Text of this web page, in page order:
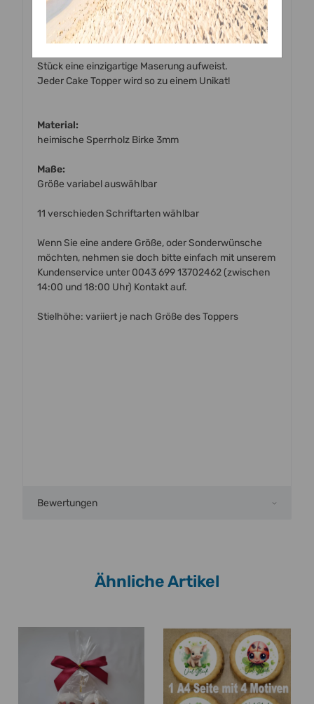
Alle unsere Topper werden mit einem hochmodernen
Laser mit viel Liebe zum Detail von uns
vor Ort handgefertigt.
Stück eine einzigartige Maserung aufweist.
Jeder Cake Topper wird so zu einem Unikat!
Material:
heimische Sperrholz Birke 3mm
Maße:
Größe variabel auswählbar
11 verschieden Schriftarten wählbar
Wenn Sie eine andere Größe, oder Sonderwünsche
möchten, nehmen sie doch bitte einfach mit unserem
Kundenservice unter 0043 699 13702462 (zwischen
14:00 und 18:00 Uhr) Kontakt auf.
Stielhöhe: variiert je nach Größe des Toppers
Bewertungen
Ähnliche Artikel